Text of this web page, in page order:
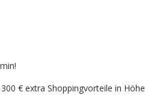
€ extra Shoppingvorteile in Höhe